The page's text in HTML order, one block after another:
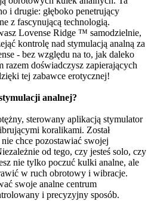
i drugie: głęboko penetrujący
z fascynującą technologią.
Lovense Ridge ™ samodzielnie,
kontrolę nad stymulacją analną za
- bez względu na to, jak daleko
razem doświadczysz zapierających
tej zabawce erotycznej!
analnej?
sterowany aplikacją stymulator
koralikami. Został
chce pozostawiać swojej
od tego, czy jesteś solo, czy
nie tylko poczuć kulki analne, ale
w ruch obrotowy i wibracje.
swoje analne centrum
i precyzyjny sposób.